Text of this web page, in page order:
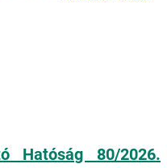
Hatóság 80/2026.